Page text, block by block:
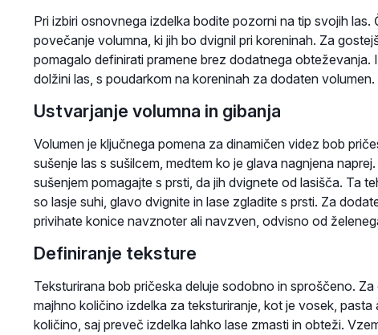
Pri izbiri osnovnega izdelka bodite pozorni na tip svojih las.
povečanje volumna, ki jih bo dvignil pri koreninah. Za
pomagalo definirati pramene brez dodatnega
dolžini las, s poudarkom na koreninah za dodaten volumen.
Ustvarjanje volumna in gibanja
Volumen je ključnega pomena za dinamičen videz bob
sušenje las s sušilcem, medtem ko je glava nagnjena
sušenjem pomagajte s prsti, da jih dvignete od lasišča. Ta
so lasje suhi, glavo dvignite in lase zgladite s prsti. Za
privihate konice navznoter ali navzven, odvisno od
Definiranje teksture
Teksturirana bob pričeska deluje sodobno in sproščeno.
majhno količino izdelka za teksturiranje, kot je vosek,
količino, saj preveč izdelka lahko lase zmasti in obteži.